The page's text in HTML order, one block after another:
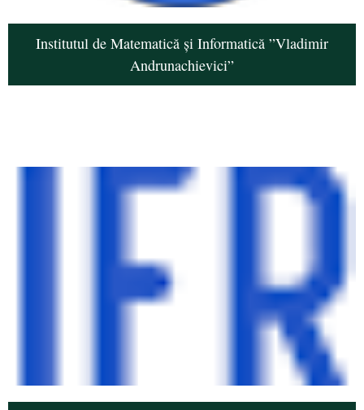
Institutul de Matematică și Informatică ”Vladimir
Andrunachievici”